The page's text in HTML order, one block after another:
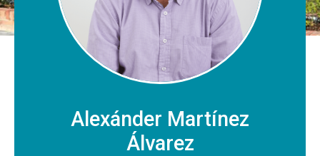
Alexánder Martínez
Álvarez